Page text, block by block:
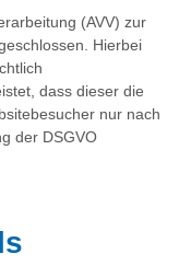
(AVV) zur
Hierbei
dass dieser die
nur nach
der DSGVO